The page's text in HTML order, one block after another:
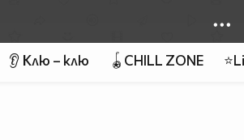
👂 Клю – клю 🪀CHILL ZONE